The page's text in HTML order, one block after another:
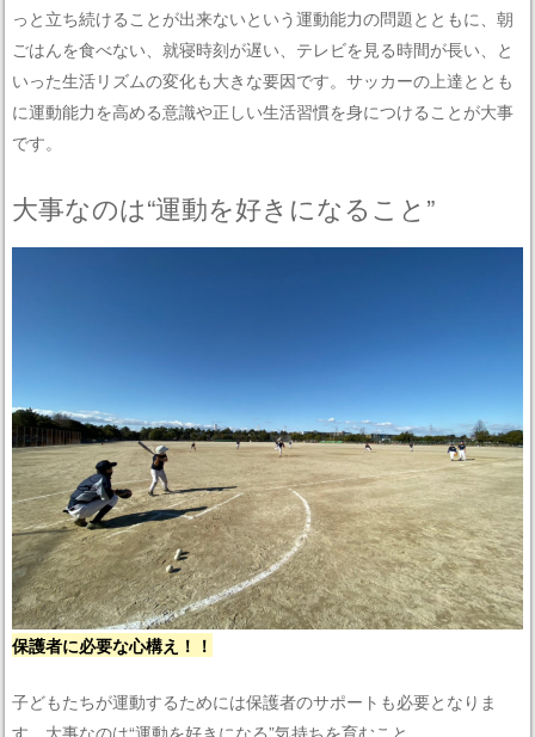
っと立ち続けることが出来ないという運動能力の問題とともに、朝
ごはんを食べない、就寝時刻が遅い、テレビを見る時間が長い、と
いった生活リズムの変化も大きな要因です。サッカーの上達ととも
に運動能力を高める意識や正しい生活習慣を身につけることが大事
です。
大事なのは“運動を好きになること”
保護者に必要な心構え！！
子どもたちが運動するためには保護者のサポートも必要となりま